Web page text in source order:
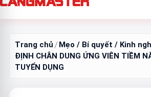
Trang chủ /Mẹo / Bí quyết / Kinh
ĐỊNH CHÂN DUNG ỨNG VIÊN TIỀM
TUYỂN DỤNG